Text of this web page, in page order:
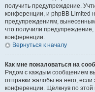
получить предупреждение.
конференции, и phpBB Limited
предупреждениям,
что получили
конференции.
Вернуться к началу
Как мне пожаловаться на
Рядом с каждым сообщением
отправки жалобы на него,
конференции. Щёлкнув по этой